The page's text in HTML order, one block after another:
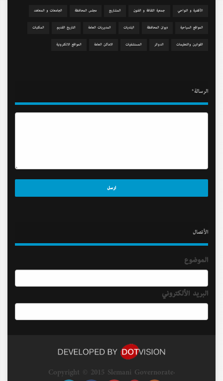
الآقضية و النواحي جمعیة الثقافة و الفنون المشاريع مجلس المحافظة الجامعات و المعاهد
المواقع السياحية دیوان المحافظة البلديات المديريات العامة التاريخ القديم المكتبات
القوانين والتعليمات الدوائر المستشفيات الاماكن العامة المواقع الالكترونية
الرسالة*
الأتصال
الموضوع
البريد الألكتروني
Copyright © 2015 Slemani Governorate.